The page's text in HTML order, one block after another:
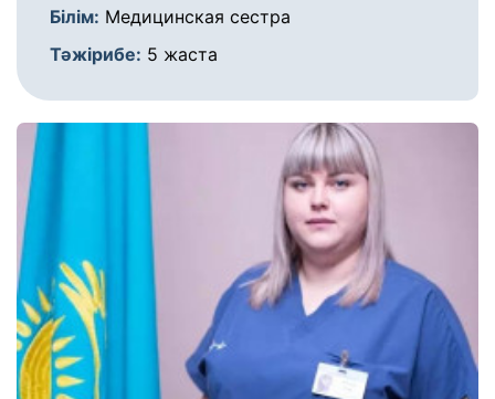
Білім: Медицинская сестра
Тәжірибе: 5 жаста